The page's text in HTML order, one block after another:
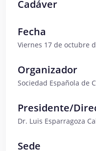
Cadáver
Fecha
Viernes 17 de octubre
Organizador
Sociedad Española de
Presidente/
Dr. Luis Esparragoza
Sede